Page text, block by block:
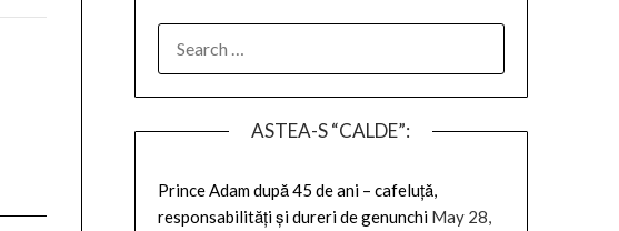
FOR:
ASTEA-S “CALDE”:
Prince Adam după 45 de ani – cafeluță,
responsabilități și dureri de genunchi May 28,